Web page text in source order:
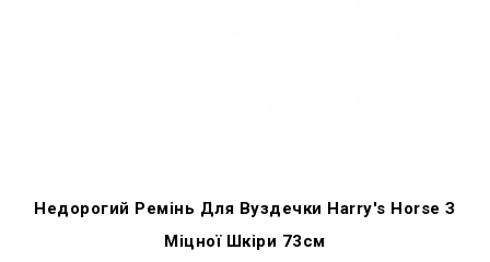
Недорогий Ремінь Для Вуздечки Harry's Horse З
Міцної Шкіри 73см